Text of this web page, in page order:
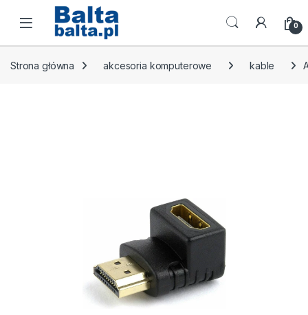
Skip to navigation
Skip to content
Open 0
Strona główna akcesoria komputerowe kable